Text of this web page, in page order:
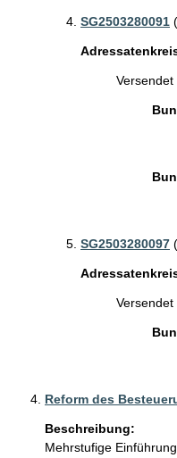
SG2503280091 (
SG2503280097 (
Reform des
Beschreibung:
Mehrstufige